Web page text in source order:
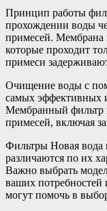
Принцип работы
прохождении воды
примесей. Мембрана
которые проходит
примеси
Очищение воды с
самых эффективных
Мембранный фильтр
примесей, включая
Фильтры Новая вода
различаются по их
Важно выбрать
ваших потребностей
могут помочь в